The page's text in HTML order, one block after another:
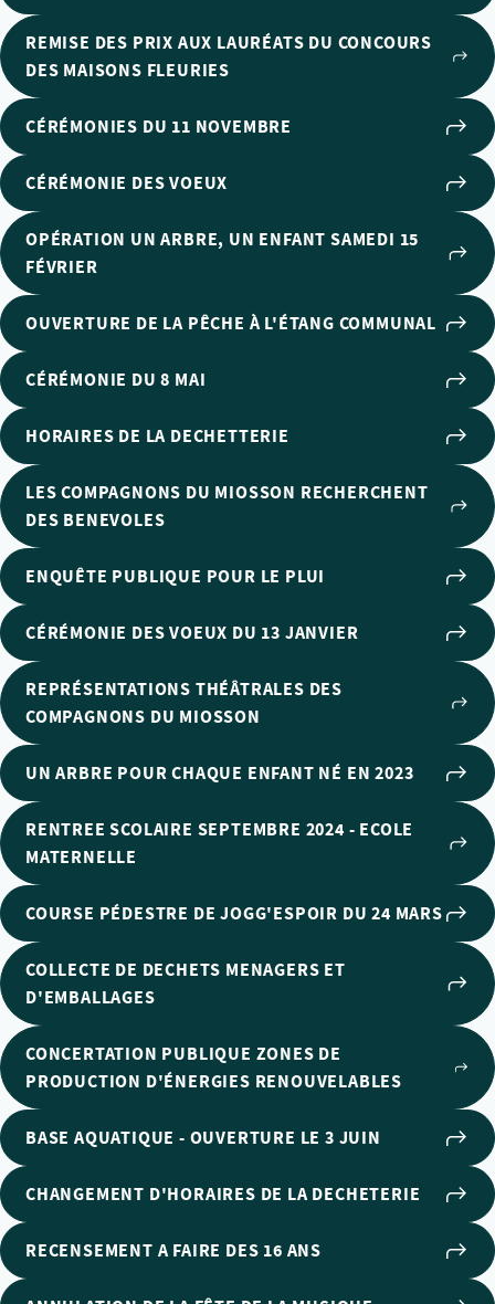
REMISE DES PRIX AUX LAURÉATS DU CONCOURS
DES MAISONS FLEURIES
CÉRÉMONIES DU 11 NOVEMBRE
CÉRÉMONIE DES VOEUX
OPÉRATION UN ARBRE, UN ENFANT SAMEDI 15
FÉVRIER
OUVERTURE DE LA PÊCHE À L'ÉTANG COMMUNAL
CÉRÉMONIE DU 8 MAI
HORAIRES DE LA DECHETTERIE
LES COMPAGNONS DU MIOSSON RECHERCHENT
DES BENEVOLES
ENQUÊTE PUBLIQUE POUR LE PLUI
CÉRÉMONIE DES VOEUX DU 13 JANVIER
REPRÉSENTATIONS THÉÂTRALES DES
COMPAGNONS DU MIOSSON
UN ARBRE POUR CHAQUE ENFANT NÉ EN 2023
RENTREE SCOLAIRE SEPTEMBRE 2024 - ECOLE
MATERNELLE
COURSE PÉDESTRE DE JOGG'ESPOIR DU 24 MARS
COLLECTE DE DECHETS MENAGERS ET
D'EMBALLAGES
CONCERTATION PUBLIQUE ZONES DE
PRODUCTION D'ÉNERGIES RENOUVELABLES
BASE AQUATIQUE - OUVERTURE LE 3 JUIN
CHANGEMENT D'HORAIRES DE LA DECHETERIE
RECENSEMENT A FAIRE DES 16 ANS